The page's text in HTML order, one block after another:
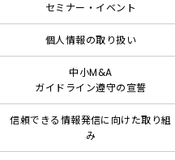
セミナー・イベント
個人情報の取り扱い
中小M&A
ガイドライン遵守の宣誓
信頼できる情報発信に向けた取り組
み